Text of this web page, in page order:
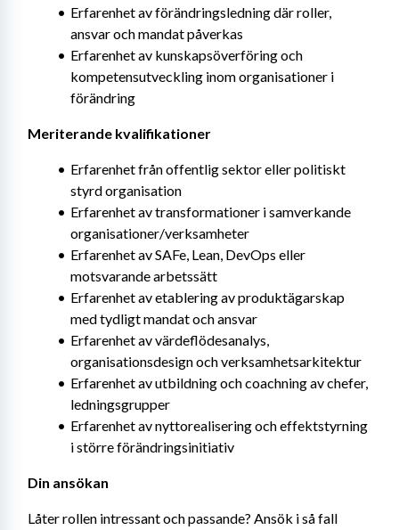
Erfarenhet av förändringsledning där roller,
ansvar och mandat påverkas
Erfarenhet av kunskapsöverföring och
kompetensutveckling inom organisationer i
förändring
Meriterande kvalifikationer
Erfarenhet från offentlig sektor eller politiskt
styrd organisation
Erfarenhet av transformationer i samverkande
organisationer/verksamheter
Erfarenhet av SAFe, Lean, DevOps eller
motsvarande arbetssätt
Erfarenhet av etablering av produktägarskap
med tydligt mandat och ansvar
Erfarenhet av värdeflödesanalys,
organisationsdesign och verksamhetsarkitektur
Erfarenhet av utbildning och coachning av chefer,
ledningsgrupper
Erfarenhet av nyttorealisering och effektstyrning
i större förändringsinitiativ
Din ansökan
Låter rollen intressant och passande? Ansök i så fall